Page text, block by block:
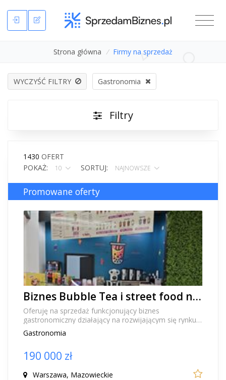
Strona główna / Firmy na sprzedaż
WYCZYŚĆ FILTRY Gastronomia
Filtry
1430 OFERT
POKAŻ:
10 SORTUJ: NAJNOWSZE
Promowane oferty
Biznes Bubble Tea i street food na sprzedaż Warszawa – 4 gotowe punkty gastronomiczne
Oferuję na sprzedaż funkcjonujący biznes
gastronomiczny działający na rozwijającym się rynku
Bubble Tea i street food w Warszawie. Oferta
obejmuje...
Gastronomia
190 000 zł
Warszawa, Mazowieckie